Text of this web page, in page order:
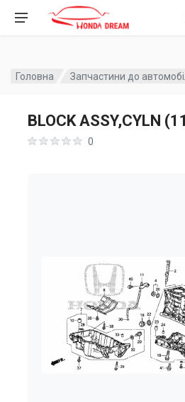
Головна Запчастини до
BLOCK ASSY,CYLN
0